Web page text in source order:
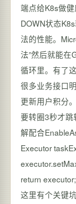
端点给K8s做
DOWN状态
法的性能。
法”然后就能
循环里。有了
很多业务接口
更新用户积分
要转圈3秒才
解配合
Executor
return
这里有个关键